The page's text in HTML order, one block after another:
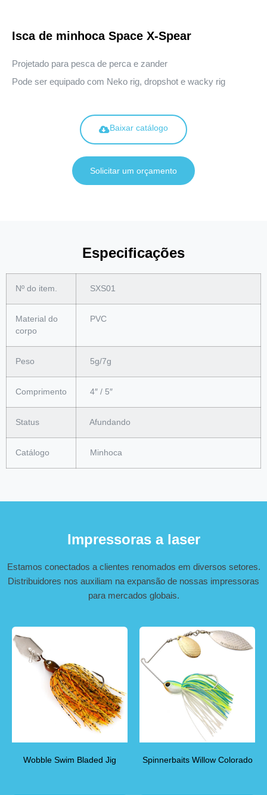
Isca de minhoca Space X-Spear
Projetado para pesca de perca e zander
Pode ser equipado com Neko rig, dropshot e wacky rig
Baixar catálogo
Solicitar um orçamento
Especificações
Nº do item. SXS01
Material do
corpo
PVC
Peso 5g/7g
Comprimento 4″ / 5″
Status Afundando
Catálogo Minhoca
Impressoras a laser
Estamos conectados a clientes renomados em diversos setores.
Distribuidores nos auxiliam na expansão de nossas impressoras
para mercados globais.
Wobble Swim Bladed Jig Spinnerbaits Willow Colorado